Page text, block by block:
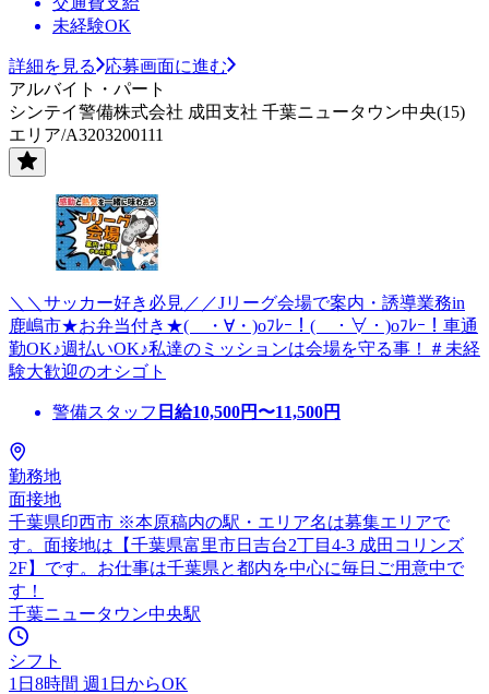
未経験OK
詳細を見る
応募画面に進む
アルバイト・パート
シンテイ警備株式会社 成田支社 千葉ニュータウン中央(15)
エリア/A3203200111
＼＼サッカー好き必見／／Jリーグ会場で案内・誘導業務in
鹿嶋市★お弁当付き★( ・∀・)oﾌﾚｰ！( ・∀・)oﾌﾚｰ！車通
勤OK♪週払いOK♪私達のミッションは会場を守る事！＃未経
験大歓迎のオシゴト
警備スタッフ 日給10,500円〜11,500円
勤務地
面接地
千葉県印西市 ※本原稿内の駅・エリア名は募集エリアで
す。面接地は【千葉県富里市日吉台2丁目4-3 成田コリンズ
2F】です。お仕事は千葉県と都内を中心に毎日ご用意中で
す！
千葉ニュータウン中央駅
シフト
1日8時間 週1日からOK